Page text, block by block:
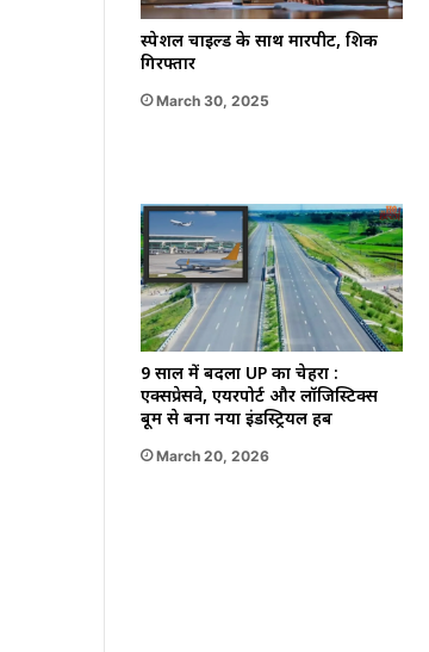
स्पेशल चाइल्ड के साथ मारपीट, शिक्षक
गिरफ्तार
March 30, 2025
9 साल में बदला UP का चेहरा :
एक्सप्रेसवे, एयरपोर्ट और लॉजिस्टिक्स
बूम से बना नया इंडस्ट्रियल हब
March 20, 2026